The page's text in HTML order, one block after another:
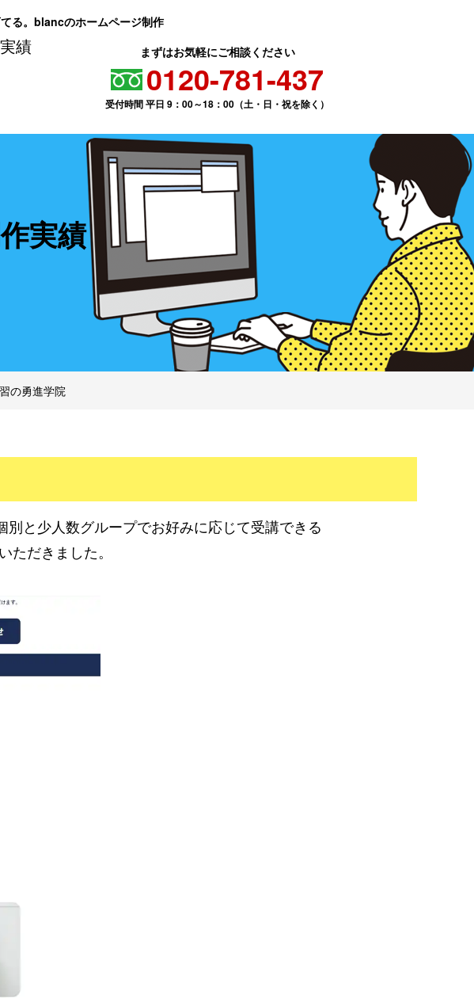
る。blancのホームページ制作
績
まずはお気軽にご相談ください
0120-781-437
受付時間 平日 9：00～18：00（土・日・祝を除く）
実績
の勇進学院
と少人数グループでお好みに応じて受講できる
だきました。